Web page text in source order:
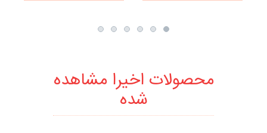
محصولات اخیرا مشاهده
شده